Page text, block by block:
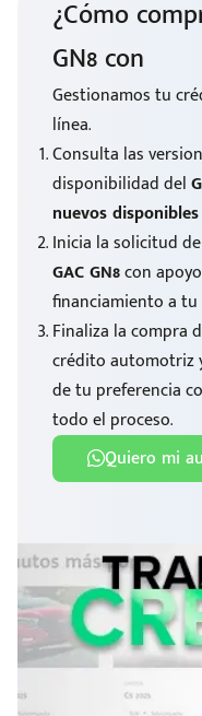
¿Cómo
GN8 con
Gestionamos tu
línea.
Consulta las
disponibilidad del
nuevos
Inicia la solicitud
GAC GN8con
financiamiento a tu
Finaliza la compra
crédito automotriz
de tu preferencia
todo el proceso.
Quiero mi